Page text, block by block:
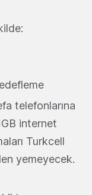
telefonlarına
internet
Turkcell
yemeyecek.